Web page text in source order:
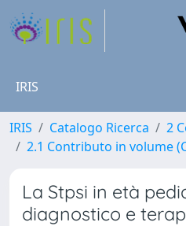
IRIS
IRIS Catalogo Ricerca
2
2.1 Contributo in volume
La Stpsi in età
diagnostico e